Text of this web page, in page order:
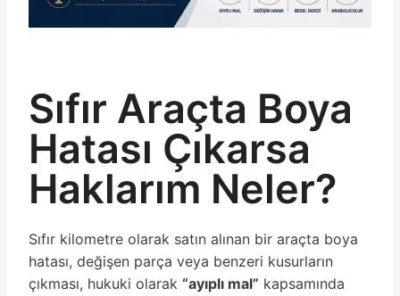
Sıfır Araçta Boya
Hatası Çıkarsa
Haklarım Neler?
Sıfır kilometre olarak satın alınan bir araçta boya
hatası, değişen parça veya benzeri kusurların
çıkması, hukuki olarak “ayıplı mal” kapsamında